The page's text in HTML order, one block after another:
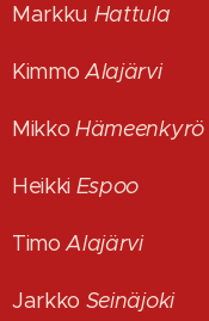
Markku Hattula
KimmoAlajärvi
MikkoHämeenkyrö
Heikki Espoo
TimoAlajärvi
Jarkko Seinäjoki